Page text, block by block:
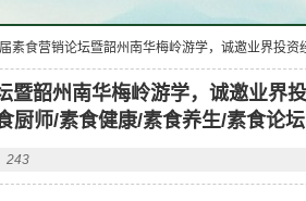
素食营销论坛暨韶州南华梅岭游学，诚邀业界投
韶州南华梅岭游学，诚邀业界
厨师/素食健康/素食养生/素食论坛
243